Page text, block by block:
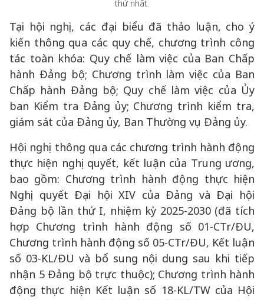
thứ nhất.
Tại hội nghị, các đại biểu đã thảo luận, cho ý
kiến thông qua các quy chế, chương trình công
tác toàn khóa: Quy chế làm việc của Ban Chấp
hành Đảng bộ; Chương trình làm việc của Ban
Chấp hành Đảng bộ; Quy chế làm việc của Ủy
ban Kiểm tra Đảng ủy; Chương trình kiểm tra,
giám sát của Đảng ủy, Ban Thường vụ Đảng ủy.
Hội nghị thông qua các chương trình hành động
thực hiện nghị quyết, kết luận của Trung ương,
bao gồm: Chương trình hành động thực hiện
Nghị quyết Đại hội XIV của Đảng và Đại hội
Đảng bộ lần thứ I, nhiệm kỳ 2025-2030 (đã tích
hợp Chương trình hành động số 01-CTr/ĐU,
Chương trình hành động số 05-CTr/ĐU, Kết luận
số 03-KL/ĐU và bổ sung nội dung sau khi tiếp
nhận 5 Đảng bộ trực thuộc); Chương trình hành
động thực hiện Kết luận số 18-KL/TW của Hội